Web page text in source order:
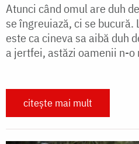
Atunci când omul are duh
se îngreuiază, ci se
este ca cineva sa aibă duh
a jertfei, astăzi oamenii n-o
citește mai mult